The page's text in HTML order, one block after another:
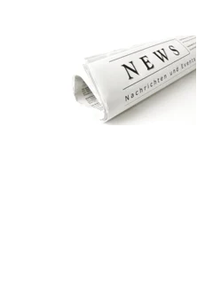
Zum Hauptinhalt springen